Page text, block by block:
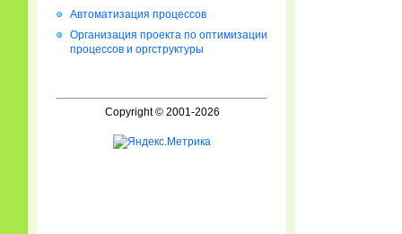
Автоматизация процессов
Организация проекта по оптимизации
процессов и оргструктуры
Copyright © 2001-2026